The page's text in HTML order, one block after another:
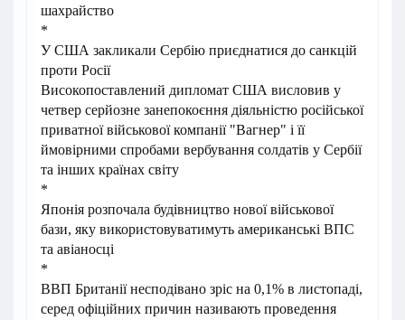
шахрайство
*
У США закликали Сербію приєднатися до санкцій
проти Росії
Високопоставлений дипломат США висловив у
четвер серйозне занепокоєння діяльністю російської
приватної військової компанії "Вагнер" і її
ймовірними спробами вербування солдатів у Сербії
та інших країнах світу
*
Японія розпочала будівництво нової військової
бази, яку використовуватимуть американські ВПС
та авіаносці
*
ВВП Британії несподівано зріс на 0,1% в листопаді,
серед офіційних причин називають проведення